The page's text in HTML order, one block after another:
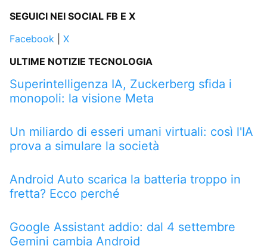
SEGUICI NEI SOCIAL FB E X
Facebook
X
ULTIME NOTIZIE TECNOLOGIA
Superintelligenza IA, Zuckerberg sfida i
monopoli: la visione Meta
Un miliardo di esseri umani virtuali: così l'IA
prova a simulare la società
Android Auto scarica la batteria troppo in
fretta? Ecco perché
Google Assistant addio: dal 4 settembre
Gemini cambia Android